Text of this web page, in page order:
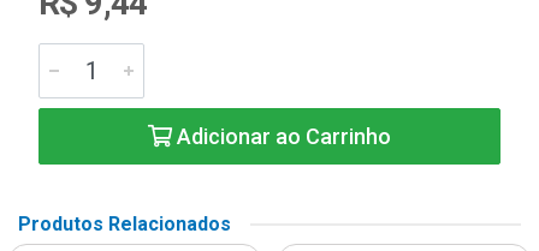
Adicionar ao Carrinho
Produtos Relacionados